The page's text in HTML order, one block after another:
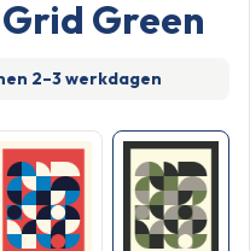
Green
2–3 werkdagen